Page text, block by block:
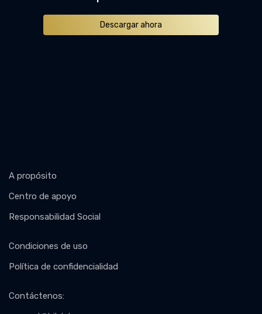
Descargar ahora
A propósito
Centro de apoyo
Responsabilidad Social
Condiciones de uso
Política de confidencialidad
Contáctenos: